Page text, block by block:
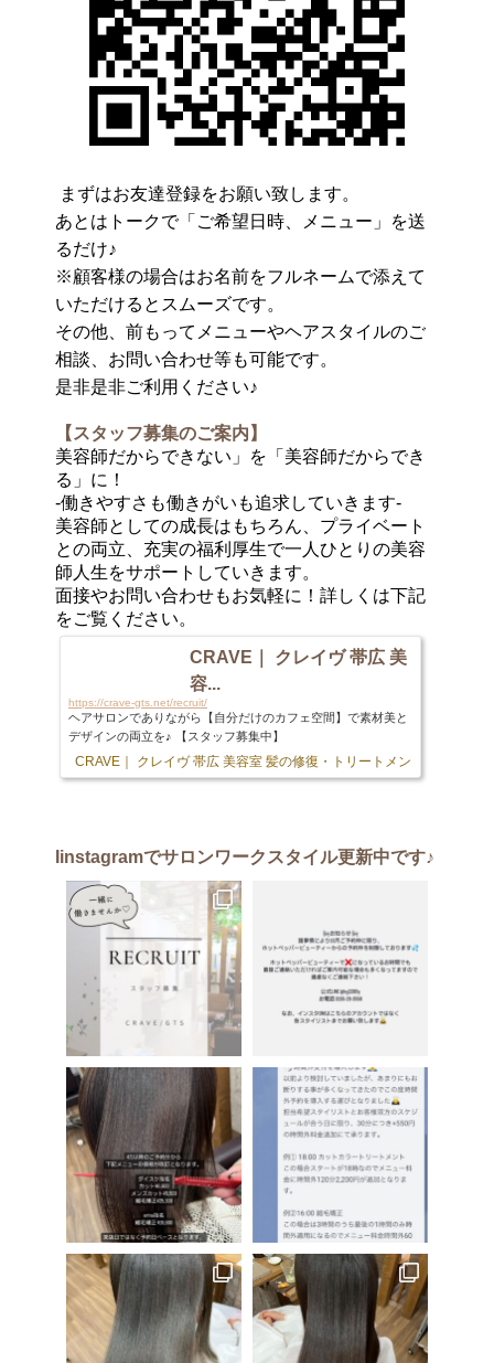
まずはお友達登録をお願い致します。
あとはトークで「ご希望日時、メニュー」を送
るだけ♪
※顧客様の場合はお名前をフルネームで添えて
いただけるとスムーズです。
その他、前もってメニューやヘアスタイルのご
相談、お問い合わせ等も可能です。
是非是非ご利用ください♪
【スタッフ募集のご案内】
美容師だからできない」を「美容師だからでき
る」に！
-働きやすさも働きがいも追求していきます-
美容師としての成長はもちろん、プライベート
との両立、充実の福利厚生で一人ひとりの美容
師人生をサポートしていきます。
面接やお問い合わせもお気軽に！詳しくは下記
をご覧ください。
CRAVE｜ クレイヴ 帯広 美
容...
https://crave-gts.net/recruit/
ヘアサロンでありながら【自分だけのカフェ空間】で素材美と
デザインの両立を♪ 【スタッフ募集中】
CRAVE｜ クレイヴ 帯広 美容室 髪の修復・トリートメント専門店
Iinstagramでサロンワークスタイル更新中です♪